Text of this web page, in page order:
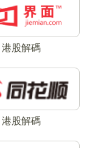
港股解碼
港股解碼